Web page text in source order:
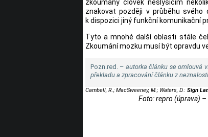
zkoumaný člověk neslyšícím
znakovat později v průběhu
k dispozici jiný funkční komunikační
Tyto a mnohé další oblasti stále
Zkoumání mozku musí být opravdu
Pozn.red. – autorka článku se omlouvá
překladu a zpracování článku z
Cambell, R.; MacSweeney, M.; Waters, D.: Sign
Foto: repro (úprava) –